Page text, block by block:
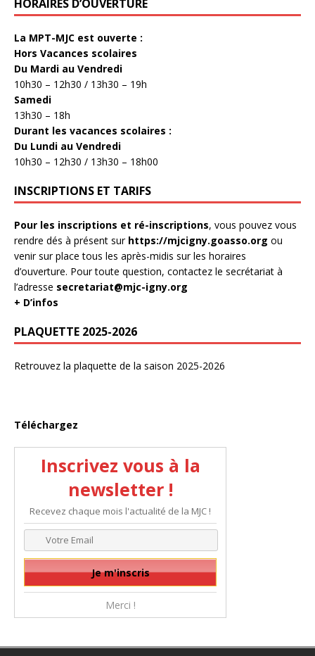
HORAIRES D’OUVERTURE
La MPT-MJC est ouverte :
Hors Vacances scolaires
Du Mardi au Vendredi
10h30 – 12h30 / 13h30 – 19h
Samedi
13h30 – 18h
Durant les vacances scolaires :
Du Lundi au Vendredi
10h30 – 12h30 / 13h30 – 18h00
INSCRIPTIONS ET TARIFS
Pour les inscriptions et ré-inscriptions, vous pouvez vous
rendre dés à présent sur https://mjcigny.goasso.org ou
venir sur place tous les après-midis sur les horaires
d’ouverture. Pour toute question, contactez le secrétariat à
l’adresse secretariat@mjc-igny.org
+ D’infos
PLAQUETTE 2025-2026
Retrouvez la plaquette de la saison 2025-2026
Téléchargez
Inscrivez vous à la
newsletter !
Recevez chaque mois l'actualité de la MJC !
Merci !